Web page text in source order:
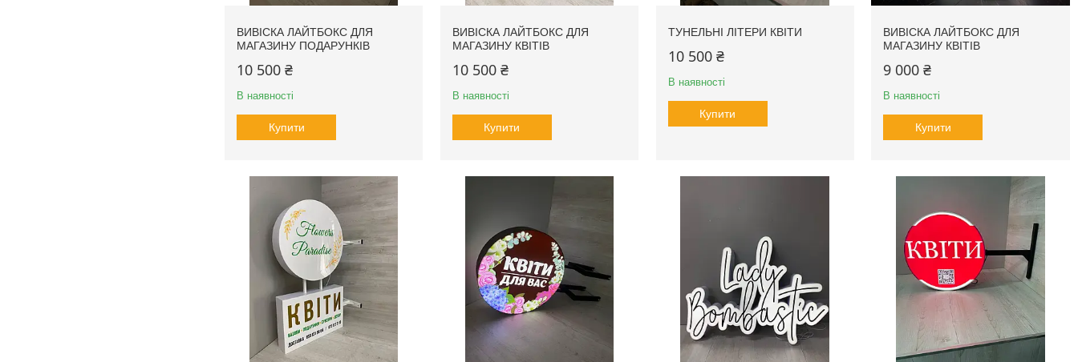
ВИВІСКА ЛАЙТБОКС ДЛЯ
МАГАЗИНУ ПОДАРУНКІВ
10 500 ₴
В наявності
Купити
ВИВІСКА ЛАЙТБОКС ДЛЯ
МАГАЗИНУ КВІТІВ
10 500 ₴
В наявності
Купити
ТУНЕЛЬНІ ЛІТЕРИ КВІТИ
10 500 ₴
В наявності
Купити
ВИВІСКА ЛАЙТБОКС ДЛЯ
МАГАЗИНУ КВІТІВ
9 000 ₴
В наявності
Купити